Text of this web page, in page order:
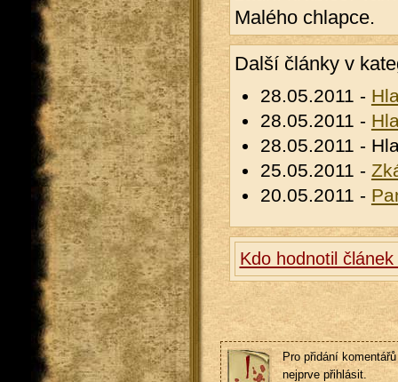
Malého chlapce.
Další články v
28.05.2011 -
28.05.2011 -
28.05.2011 -
25.05.2011 -
20.05.2011 -
Kdo hodnotil
Pro přidání
nejprve přihlásit.